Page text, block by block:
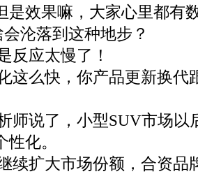
是效果嘛，大家心里都有
沦落到这种地步？
反应太慢了！
这么快，你产品更新换代
师说了，小型SUV市场以
化。
续扩大市场份额，合资品